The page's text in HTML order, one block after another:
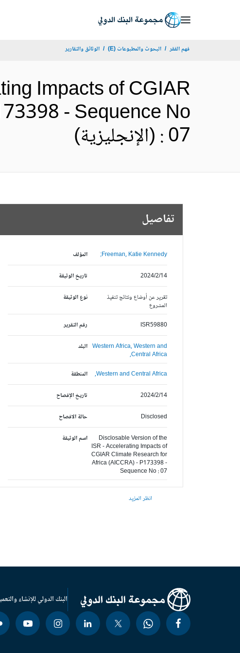
فهم الفقر البحوث والمطبوعات (E) الوثائق والتقارير
Impacts of CGIAR
- Sequence No
: 07 (الإنجليزية)
تفاصيل
المؤلف Freeman, Katie Kennedy;
تاريخ الوثيقة 2024/2/14
نوع الوثيقة
تقرير عن أوضاع ونتائج تنفيذ
المشروع
رقم التقرير
ISR59880
البلد Western Africa,Western and
Central Africa,
المنطقة
Western and Central Africa,
تاريخ الإفصاح 2024/2/14
حالة الافصاح Disclosed
اسم الوثيقة
Disclosable Version of the
ISR - Accelerating Impacts of
CGIAR Climate Research for
Africa (AICCRA) - P173398 -
Sequence No : 07
انظر المزيد
البنك الدولي للإنشاء